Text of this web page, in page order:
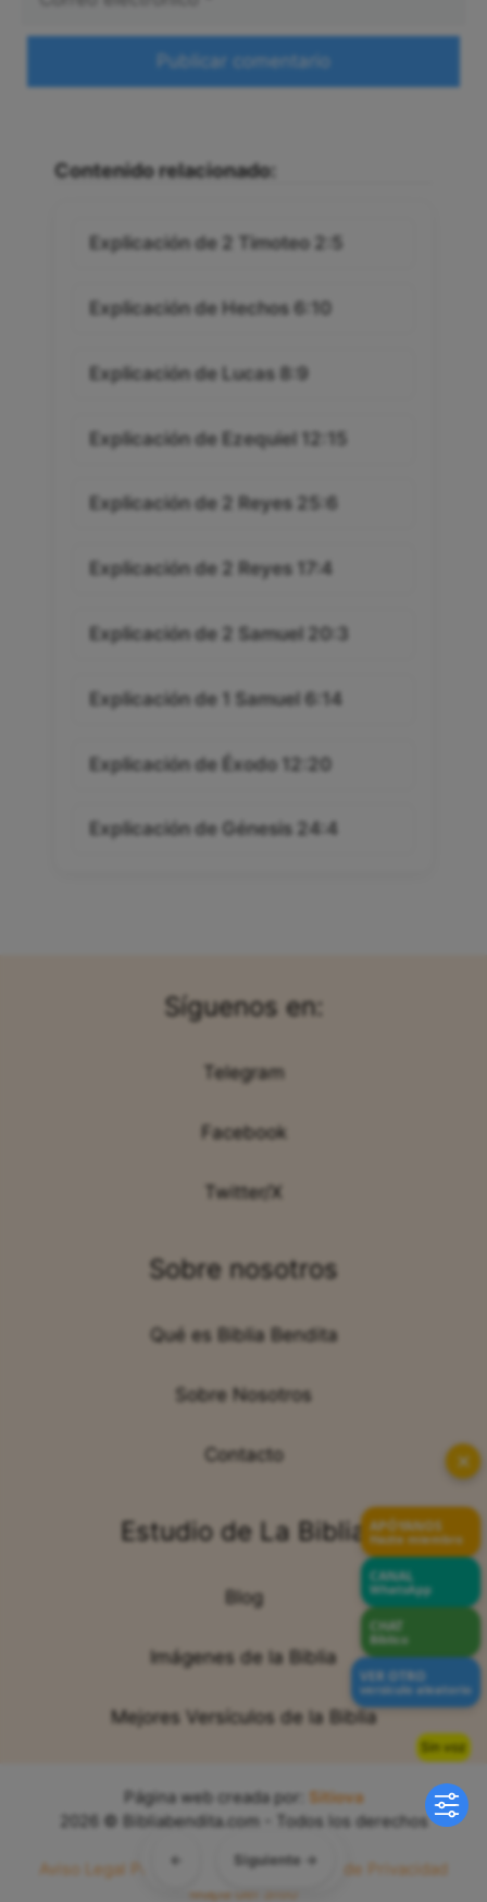
← Siguiente →
Sin voz
Contenido relacionado:
Explicación de 2 Timoteo 2:5
Explicación de Hechos 6:10
Explicación de Lucas 8:9
Explicación de Ezequiel 12:15
Explicación de 2 Reyes 25:6
Explicación de 2 Reyes 17:4
Explicación de 2 Samuel 20:3
Explicación de 1 Samuel 6:14
Explicación de Éxodo 12:20
Explicación de Génesis 24:4
Síguenos en:
Telegram
Facebook
Twitter/X
Sobre nosotros
Qué es Biblia Bendita
Sobre Nosotros
Contacto
Estudio de La Biblia
Blog
Imágenes de la Biblia
Mejores Versículos de la Biblia
Página web creada por:
Sitiova
2026 © Bibliabendita.com - Todos los derechos
Aviso Legal
Política de Cookies Política de Privacidad
Mapa del Sitio
✕
APÓYANOS
Hazte miembro
CANAL
WhatsApp
CHAT
Bíblico
VER OTRO
versículo aleatorio